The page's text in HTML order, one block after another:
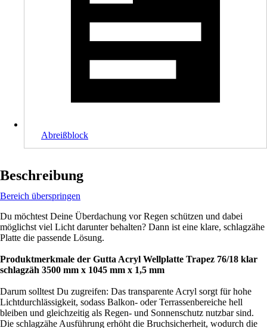
Abreißblock
Beschreibung
Bereich überspringen
Du möchtest Deine Überdachung vor Regen schützen und dabei
möglichst viel Licht darunter behalten? Dann ist eine klare, schlagzähe
Platte die passende Lösung.
Produktmerkmale der Gutta Acryl Wellplatte Trapez 76/18 klar
schlagzäh 3500 mm x 1045 mm x 1,5 mm
Darum solltest Du zugreifen: Das transparente Acryl sorgt für hohe
Lichtdurchlässigkeit, sodass Balkon- oder Terrassenbereiche hell
bleiben und gleichzeitig als Regen- und Sonnenschutz nutzbar sind.
Die schlagzähe Ausführung erhöht die Bruchsicherheit, wodurch die